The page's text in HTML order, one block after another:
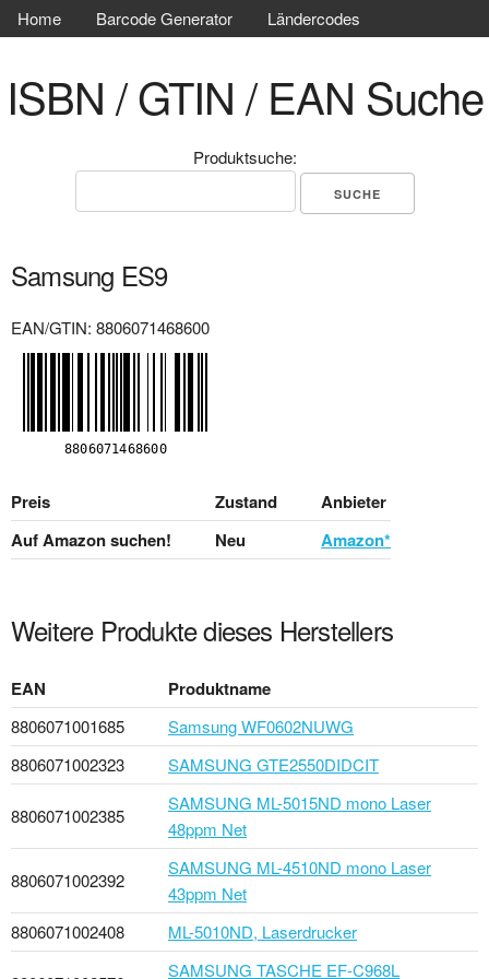
Home Barcode Generator Ländercodes
ISBN / GTIN / EAN Suche
Produktsuche:
Samsung ES9
EAN/GTIN: 8806071468600
Preis Zustand
Anbieter
Auf Amazon suchen!
Neu Amazon*
Weitere Produkte dieses Herstellers
EAN Produktname
8806071001685
Samsung WF0602NUWG
8806071002323
SAMSUNG GTE2550DIDCIT
8806071002385
SAMSUNG ML-5015ND mono Laser
48ppm Net
8806071002392
SAMSUNG ML-4510ND mono Laser
43ppm Net
8806071002408
ML-5010ND, Laserdrucker
SAMSUNG TASCHE EF-C968L